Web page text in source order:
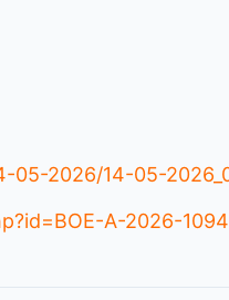
05-2026/14-05-
A-2026-